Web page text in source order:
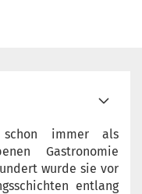
immer als
Gastronomie
wurde sie vor
entlang